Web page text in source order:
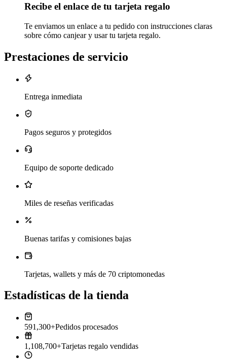
Recibe el enlace de tu tarjeta regalo
Te enviamos un enlace a tu pedido con instrucciones claras
sobre cómo canjear y usar tu tarjeta regalo.
Prestaciones de servicio
Entrega inmediata
Pagos seguros y protegidos
Equipo de soporte dedicado
Miles de reseñas verificadas
Buenas tarifas y comisiones bajas
Tarjetas, wallets y más de 70 criptomonedas
Estadísticas de la tienda
591,300+Pedidos procesados
1,108,700+Tarjetas regalo vendidas